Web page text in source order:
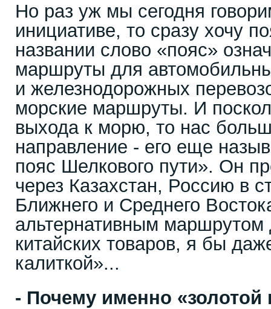
Но раз уж мы сегодня
инициативе, то сразу хочу
названии слово «пояс»
маршруты для
и железнодорожных
морские маршруты. И
выхода к морю, то нас
направление - его еще
пояс Шелкового пути». Он
через Казахстан, Россию в
Ближнего и Среднего
альтернативным маршрутом
китайских товаров, я бы
калиткой»...
- Почему именно «золотой